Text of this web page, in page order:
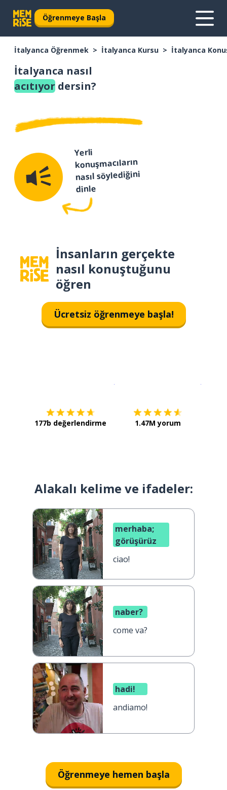
Öğrenmeye Başla
İtalyanca Öğrenmek İtalyanca Kursu İtalyanca
İtalyanca nasıl
acıtıyor dersin?
Yerli
konuşmacıların
nasıl söylediğini
dinle
İnsanların gerçekte
nasıl konuştuğunu
öğren
Ücretsiz öğrenmeye başla!
177b değerlendirme 1.47M yorum
Alakalı kelime ve ifadeler:
merhaba;
görüşürüz
ciao!
naber?
come va?
hadi!
andiamo!
Öğrenmeye hemen başla